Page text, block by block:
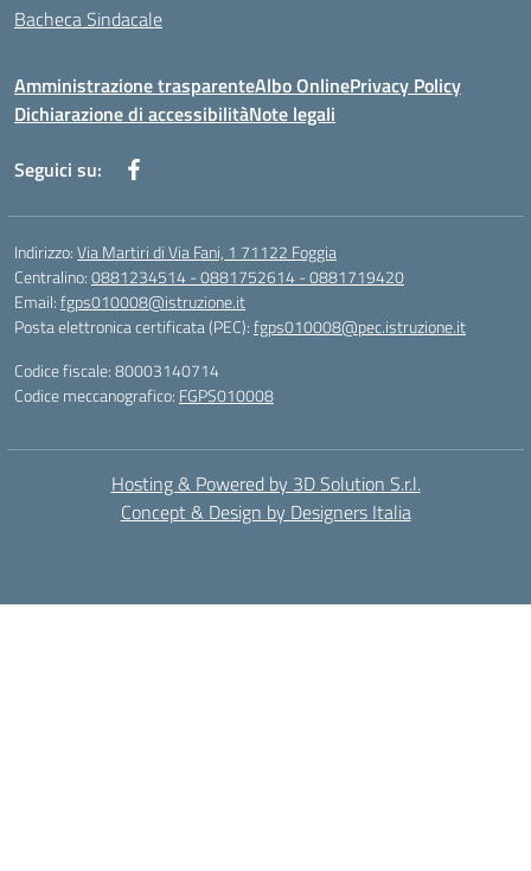
Bacheca Sindacale
Amministrazione trasparenteAlbo OnlinePrivacy Policy
Dichiarazione di accessibilitàNote legali
Seguici su:
Indirizzo:Via Martiri di Via Fani, 1 71122 Foggia
Centralino:0881234514 - 0881752614 - 0881719420
Email:fgps010008@istruzione.it
Posta elettronica certificata (PEC):fgps010008@pec.istruzione.it
Codice fiscale: 80003140714
Codice meccanografico: FGPS010008
Hosting & Powered by 3D Solution S.r.l.
Concept & Design by Designers Italia